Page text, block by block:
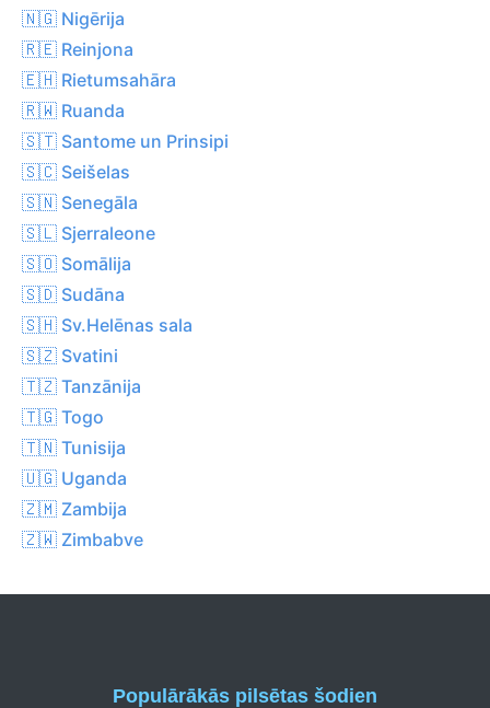
🇳🇬 Nigērija
🇷🇪 Reinjona
🇪🇭 Rietumsahāra
🇷🇼 Ruanda
🇸🇹 Santome un Prinsipi
🇸🇨 Seišelas
🇸🇳 Senegāla
🇸🇱 Sjerraleone
🇸🇴 Somālija
🇸🇩 Sudāna
🇸🇭 Sv.Helēnas sala
🇸🇿 Svatini
🇹🇿 Tanzānija
🇹🇬 Togo
🇹🇳 Tunisija
🇺🇬 Uganda
🇿🇲 Zambija
🇿🇼 Zimbabve
Populārākās pilsētas šodien